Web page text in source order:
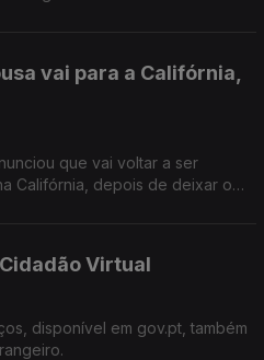
vai para a Califórnia,
que vai voltar a ser
Califórnia, depois de deixar o
Virtual
disponível em gov.pt, também